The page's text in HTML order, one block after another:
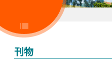
刊物